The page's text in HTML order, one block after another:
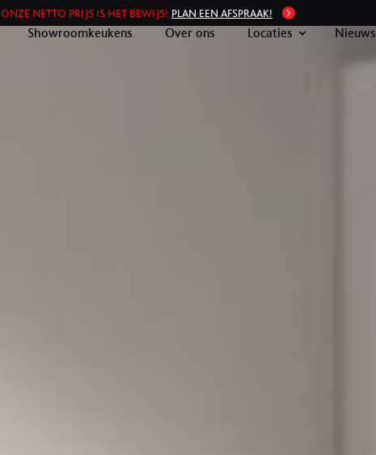
ONZE NETTO PRIJS IS HET BEWIJS! PLAN EEN AFSPRAAK!
Showroomkeukens Over ons Locaties Nieuws